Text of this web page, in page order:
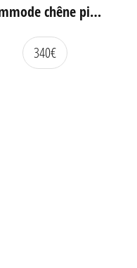
Commode chêne pieds compas vintage
340€